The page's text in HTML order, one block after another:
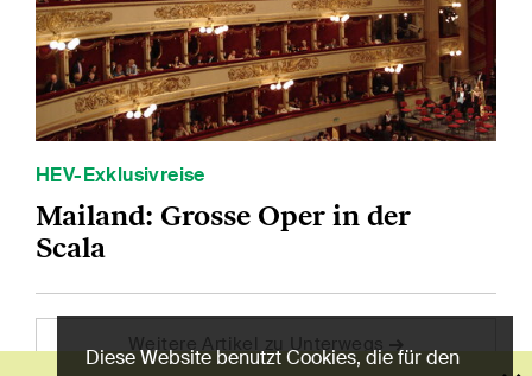
HEV-Exklusivreise
Mailand: Grosse Oper in der
Scala
Weitere Artikel zu Unterwegs
Diese Website benutzt Cookies, die für den